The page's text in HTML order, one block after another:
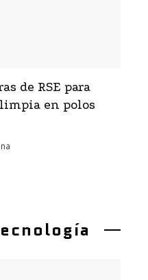
de RSE para
en polos